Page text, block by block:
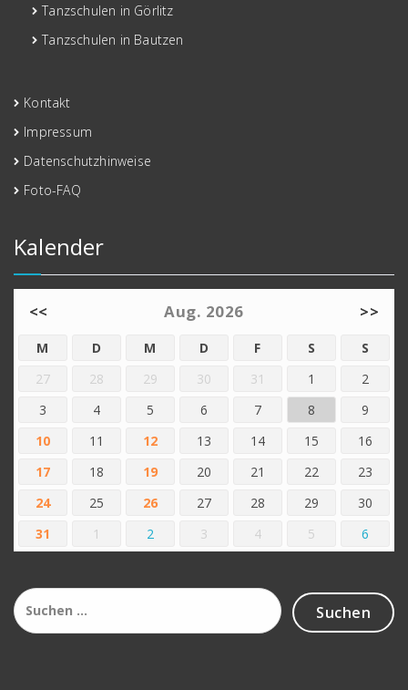
Tanzschulen in Görlitz
Tanzschulen in Bautzen
Kontakt
Impressum
Datenschutzhinweise
Foto-FAQ
Kalender
<< Aug. 2026 >>
M D M D F S
S
27
28 29 30 31 1
2
3
4 5 6 7 8
9
10
11 12 13 14 15
16
17
18 19 20 21 22
23
24
25 26 27 28 29
30
31
1 2 3 4 5 6
Suchen
nach: